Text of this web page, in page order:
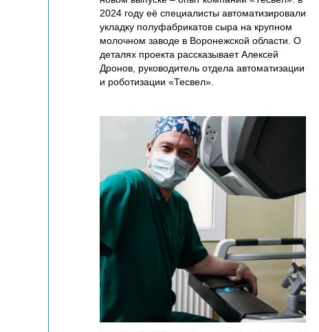
2024 году её специалисты автоматизировали
укладку полуфабрикатов сыра на крупном
молочном заводе в Воронежской области. О
деталях проекта рассказывает Алексей
Дронов, руководитель отдела автоматизации
и роботизации «Тесвел».